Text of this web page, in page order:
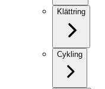
Klättring
Cykling